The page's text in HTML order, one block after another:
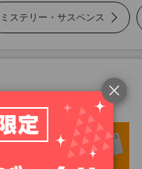
ミステリー・サスペンス